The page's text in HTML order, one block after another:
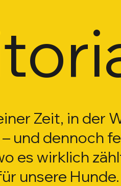
Zeit, in der
und dennoch
es wirklich
unsere Hunde.